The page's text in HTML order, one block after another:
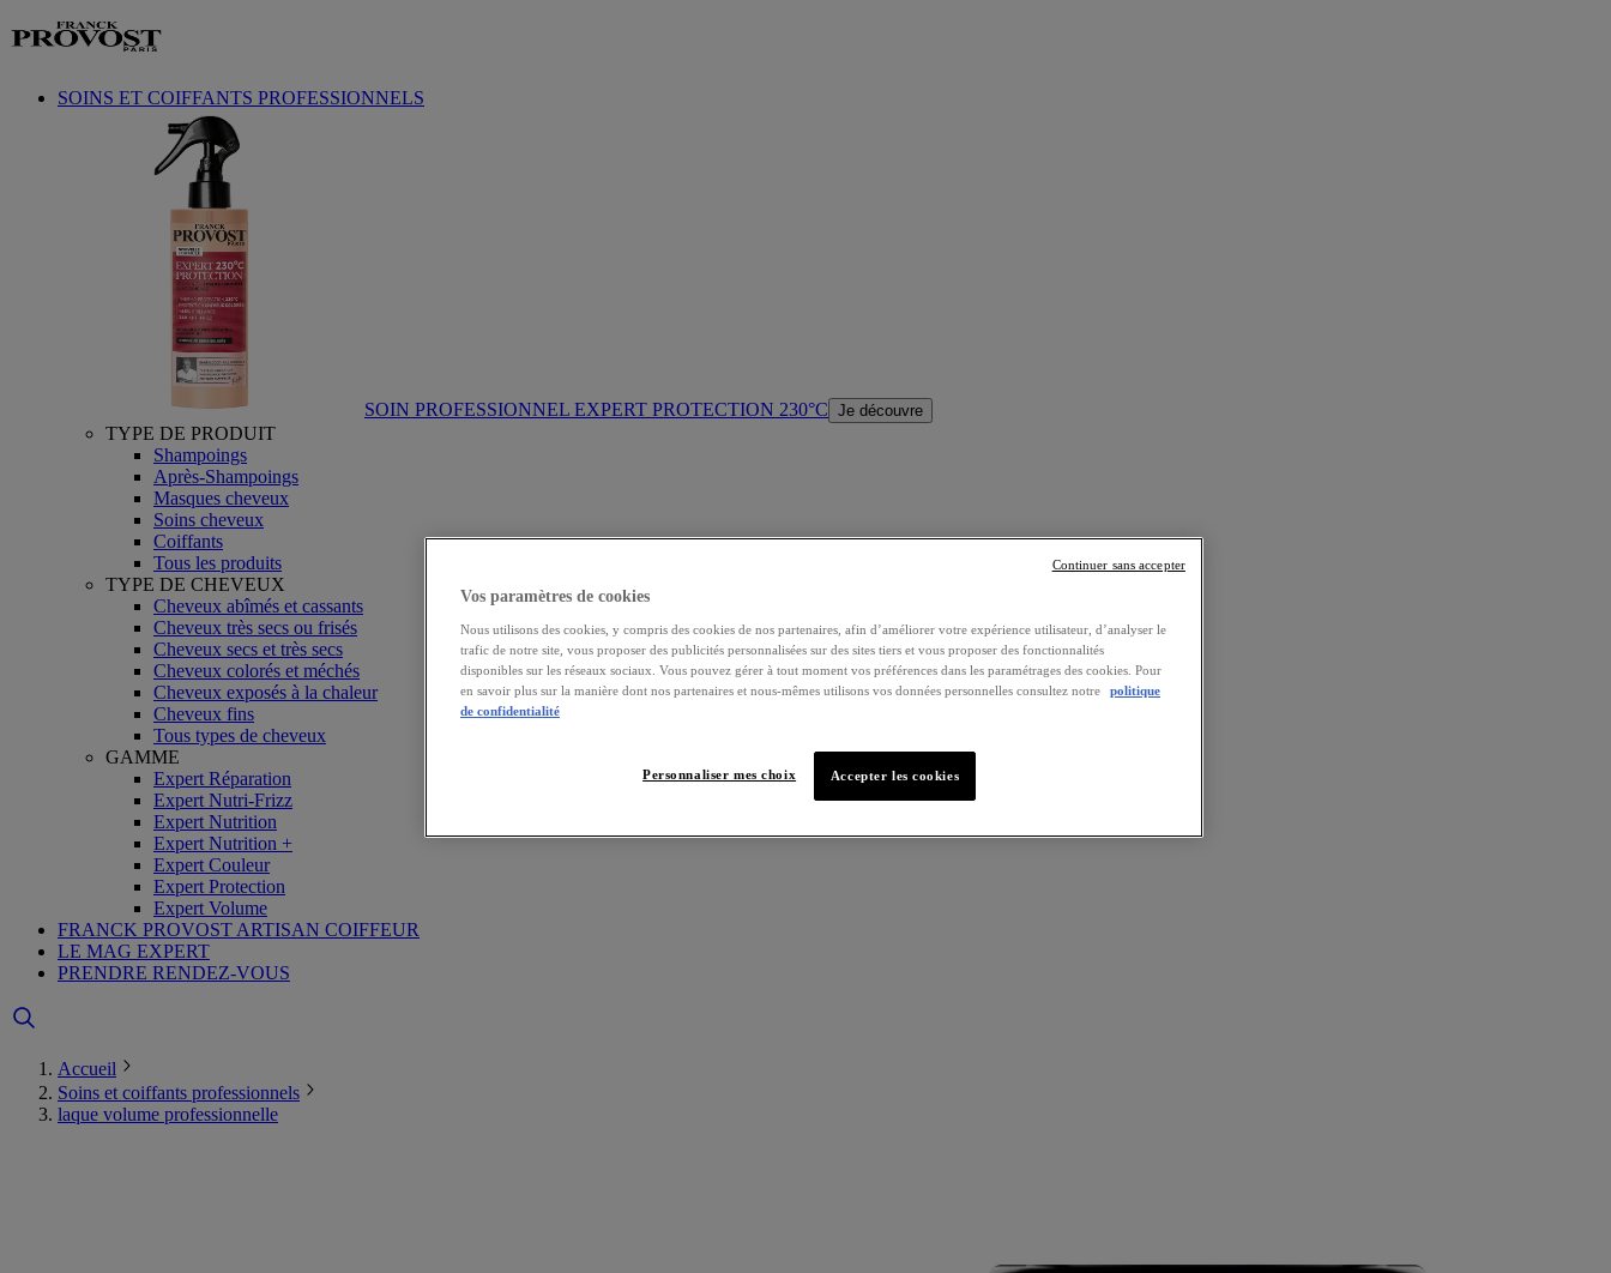
Aller au contenu
SOINS ET COIFFANTS PROFESSIONNELS
SOIN PROFESSIONNEL EXPERT PROTECTION 230°C Je découvre
TYPE DE PRODUIT
Shampoings
Après-Shampoings
Masques cheveux
Soins cheveux
Coiffants
Tous les produits
TYPE DE CHEVEUX
Cheveux abîmés et cassants
Cheveux très secs ou frisés
Cheveux secs et très secs
Cheveux colorés et méchés
Cheveux exposés à la chaleur
Cheveux fins
Tous types de cheveux
GAMME
Expert Réparation
Expert Nutri-Frizz
Expert Nutrition
Expert Nutrition +
Expert Couleur
Expert Protection
Expert Volume
FRANCK PROVOST ARTISAN COIFFEUR
LE MAG EXPERT
PRENDRE RENDEZ-VOUS
Accueil
Soins et coiffants professionnels
laque volume professionnelle
Vos paramètres de cookies
Nous utilisons des cookies, y compris des cookies de nos partenaires, afin d’améliorer votre expérience utilisateur, d’analyser le
trafic de notre site, vous proposer des publicités personnalisées sur des sites tiers et vous proposer des fonctionnalités
disponibles sur les réseaux sociaux. Vous pouvez gérer à tout moment vos préférences dans les paramétrages des cookies. Pour
en savoir plus sur la manière dont nos partenaires et nous-mêmes utilisons vos données personnelles consultez notre
politique
de confidentialité
Accepter les cookies
Personnaliser mes choix
Continuer sans accepter